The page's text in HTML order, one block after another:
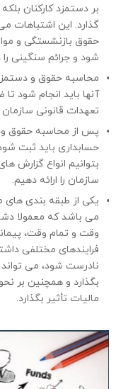
بر دستمزد کارکنان
گذارد. این اشتباهات
حقوق بازنشستگی و
شود و جرائم سنگینی
محاسبه حقوق و
آنها باید انجام شود
تعهدات قانونی سازمان
پس از محاسبه حقوق
حسابداری باید ثبت
بتوانیم انواع گزارش
سازمان را ارائه دهیم.
یكی از طبقه بندی های
می باشد كه معمولا
وقت و تمام وقت،
فرایندهای مختلفی
نادرست شود، می تواند
بگذارد و همچنین بر
مالیات تأثیر بگذارد.